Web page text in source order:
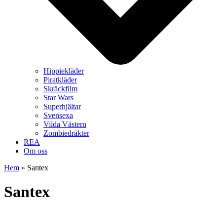
Hippiekläder
Piratkläder
Skräckfilm
Star Wars
Superhjältar
Svensexa
Vilda Västern
Zombiedräkter
REA
Om oss
Hem » Santex
Santex